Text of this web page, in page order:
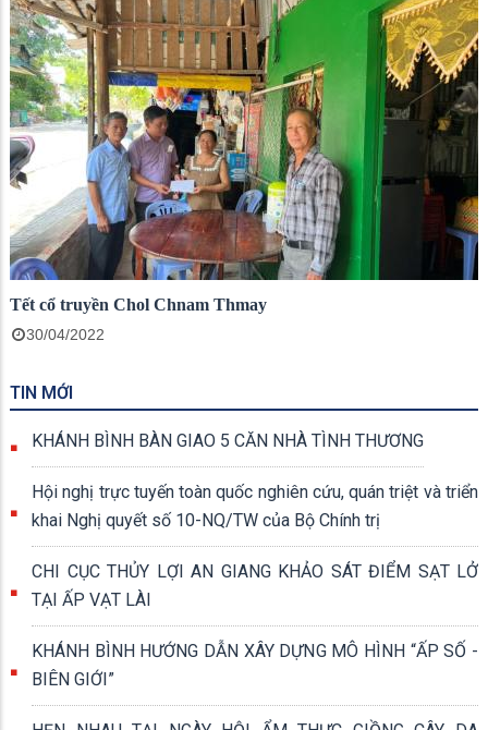
Tết cổ truyền Chol Chnam Thmay
30/04/2022
TIN MỚI
KHÁNH BÌNH BÀN GIAO 5 CĂN NHÀ TÌNH THƯƠNG
Hội nghị trực tuyến toàn quốc nghiên cứu, quán triệt và triển
khai Nghị quyết số 10-NQ/TW của Bộ Chính trị
CHI CỤC THỦY LỢI AN GIANG KHẢO SÁT ĐIỂM SẠT LỞ
TẠI ẤP VẠT LÀI
KHÁNH BÌNH HƯỚNG DẪN XÂY DỰNG MÔ HÌNH “ẤP SỐ -
BIÊN GIỚI”